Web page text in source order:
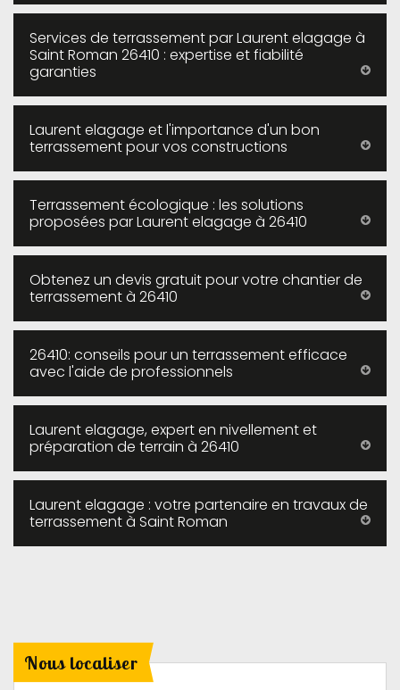
Services de terrassement par Laurent elagage à
Saint Roman 26410 : expertise et fiabilité
garanties
Laurent elagage et l'importance d'un bon
terrassement pour vos constructions
Terrassement écologique : les solutions
proposées par Laurent elagage à 26410
Obtenez un devis gratuit pour votre chantier de
terrassement à 26410
26410: conseils pour un terrassement efficace
avec l'aide de professionnels
Laurent elagage, expert en nivellement et
préparation de terrain à 26410
Laurent elagage : votre partenaire en travaux de
terrassement à Saint Roman
Nous localiser